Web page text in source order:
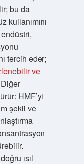
bu da
kullanımını
tercih eder;
ve
HMF’yi
şekli ve
ısıl